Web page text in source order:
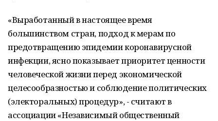
«Выработанный в настоящее время
большинством стран, подход к мерам по
предотвращению эпидемии коронавирусной
инфекции, ясно показывает приоритет ценности
человеческой жизни перед экономической
целесообразностью и соблюдение политических
(электоральных) процедур», - считают в
ассоциации «Независимый общественный